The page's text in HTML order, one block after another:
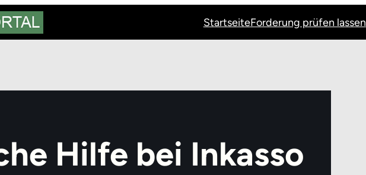
StartseiteForderung prüfen lassen
Hilfe bei Inkasso